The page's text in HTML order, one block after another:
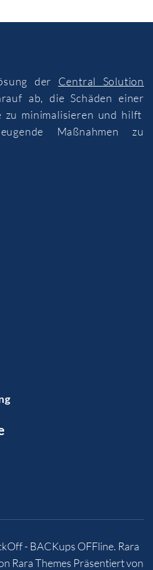
der Central Solution
ab, die Schäden einer
zu minimalisieren und hilft
Maßnahmen zu
- BACKups OFFline. Rara
Rara Themes Präsentiert von